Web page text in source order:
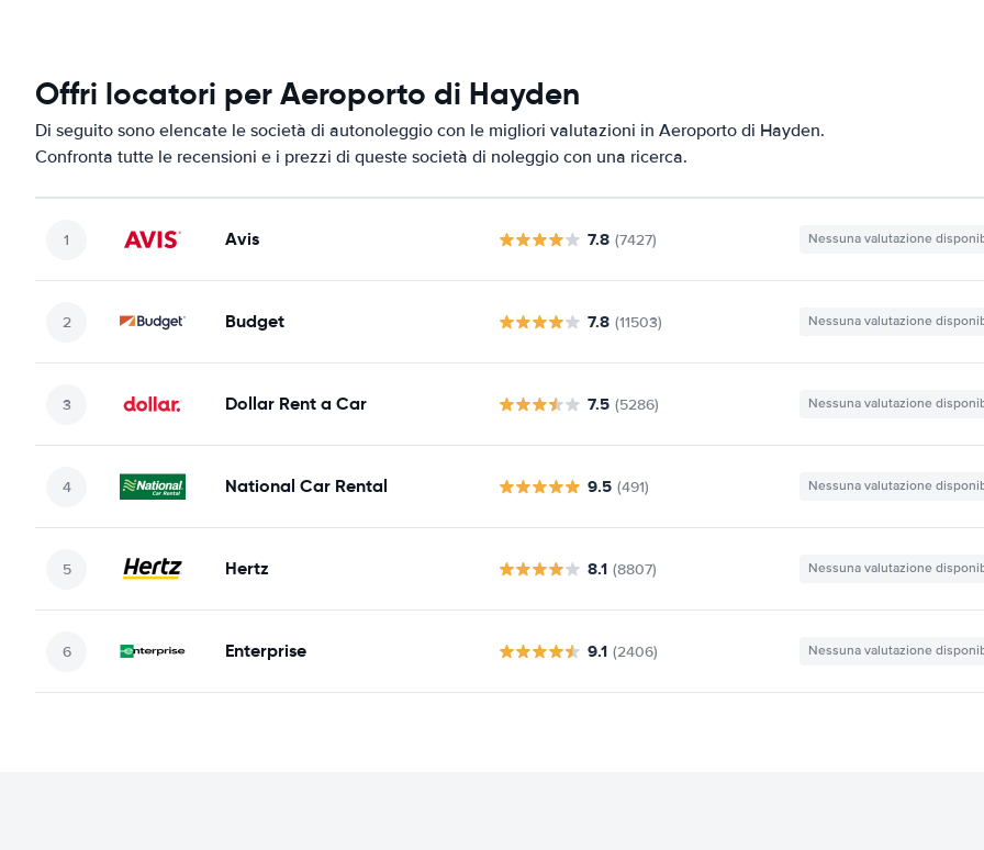
Offri locatori per Aeroporto di Hayden
Di seguito sono elencate le società di autonoleggio con le migliori valutazioni in Aeroporto di Hayden.
Confronta tutte le recensioni e i prezzi di queste società di noleggio con una ricerca.
Avis 7.8 (7427) Nessuna valutazione
Budget 7.8 (11503) Nessuna valutazione
Dollar Rent a Car 7.5 (5286) Nessuna valutazione
National Car Rental 9.5 (491) Nessuna valutazione
Hertz 8.1 (8807) Nessuna valutazione
Enterprise 9.1 (2406) Nessuna valutazione